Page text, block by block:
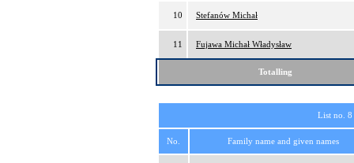
10 Stefanów Michał
11 Fujawa Michał Władysław
Totalling
List no.
No. Family name and given names